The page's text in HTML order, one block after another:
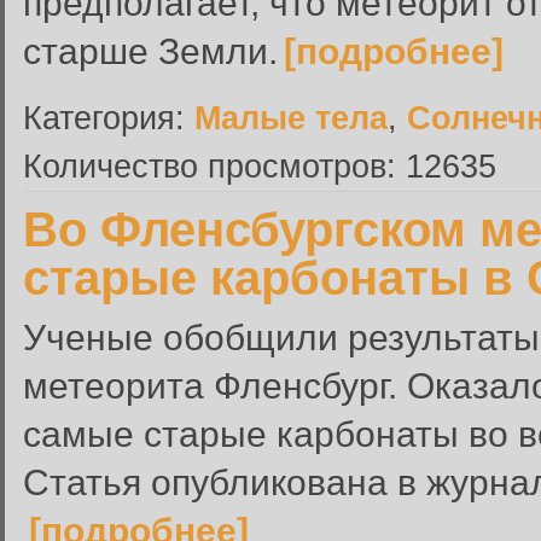
старше Земли. [подробнее]
Категория: Малые тела,
Количество просмотров: 12635
Во Фленсбургском
старые карбонаты в
Ученые обобщили
метеорита Фленсбург.
самые старые карбонаты во
Статья опубликована в
[подробнее]